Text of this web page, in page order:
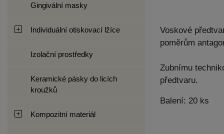
Gingivální masky
Individuální otiskovací lžíce
Izolační prostředky
Keramické pásky do licích
kroužků
Kompozitní materiál
Voskové
poměrům
Zubnímu
předtvaru.
Balení: 20 ks